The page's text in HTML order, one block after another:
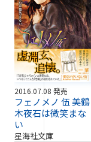
2016.07.08 発売
フェノメノ 伍 美鶴
木夜石は微笑まな
い
星海社文庫